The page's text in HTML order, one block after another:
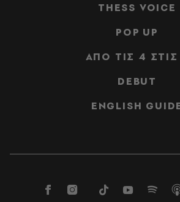
THESS VOICE
POP UP
ΑΠΟ ΤΙΣ 4 ΣΤΙΣ
DEBUT
ENGLISH